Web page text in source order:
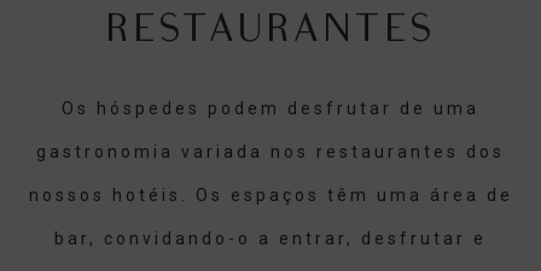
RESTAURANTES
Os hóspedes podem desfrutar de uma
gastronomia variada nos restaurantes dos
nossos hotéis. Os espaços têm uma área de
bar, convidando-o a entrar, desfrutar e